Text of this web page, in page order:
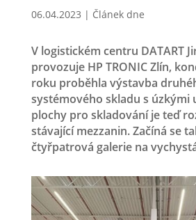
06.04.2023 | Článek dne
V logistickém centru DATART
provozuje HP TRONIC Zlín,
roku proběhla výstavba
systémového skladu s úzkými
plochy pro skladování je teď
stávající mezzanin. Začíná se
čtyřpatrová galerie na